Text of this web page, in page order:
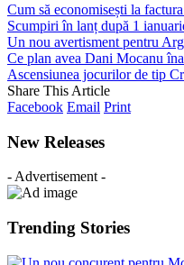
Cum să economisești la
Scumpiri în lanț după 1
Un nou avertisment pentru
Ce plan avea Dani Mocanu
Ascensiunea jocurilor de tip
Share This Article
Facebook Email Print
New Releases
- Advertisement -
Trending Stories